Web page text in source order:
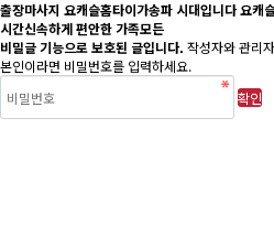
출장마사지 요캐슬홈타이가송파 시대입니다 요캐
시간신속하게 편안한 가족모든
비밀글 기능으로 보호된 글입니다. 작성자와 관리
본인이라면 비밀번호를 입력하세요.